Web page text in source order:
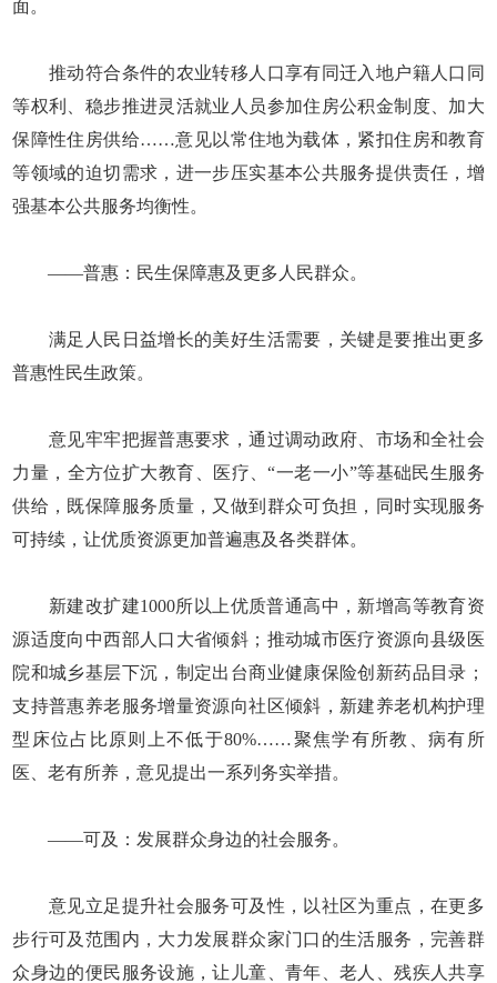
面。
推动符合条件的农业转移人口享有同迁入地户籍人口同
等权利、稳步推进灵活就业人员参加住房公积金制度、加大
保障性住房供给……意见以常住地为载体，紧扣住房和教育
等领域的迫切需求，进一步压实基本公共服务提供责任，增
强基本公共服务均衡性。
——普惠：民生保障惠及更多人民群众。
满足人民日益增长的美好生活需要，关键是要推出更多
普惠性民生政策。
意见牢牢把握普惠要求，通过调动政府、市场和全社会
力量，全方位扩大教育、医疗、“一老一小”等基础民生服务
供给，既保障服务质量，又做到群众可负担，同时实现服务
可持续，让优质资源更加普遍惠及各类群体。
新建改扩建1000所以上优质普通高中，新增高等教育资
源适度向中西部人口大省倾斜；推动城市医疗资源向县级医
院和城乡基层下沉，制定出台商业健康保险创新药品目录；
支持普惠养老服务增量资源向社区倾斜，新建养老机构护理
型床位占比原则上不低于80%……聚焦学有所教、病有所
医、老有所养，意见提出一系列务实举措。
——可及：发展群众身边的社会服务。
意见立足提升社会服务可及性，以社区为重点，在更多
步行可及范围内，大力发展群众家门口的生活服务，完善群
众身边的便民服务设施，让儿童、青年、老人、残疾人共享